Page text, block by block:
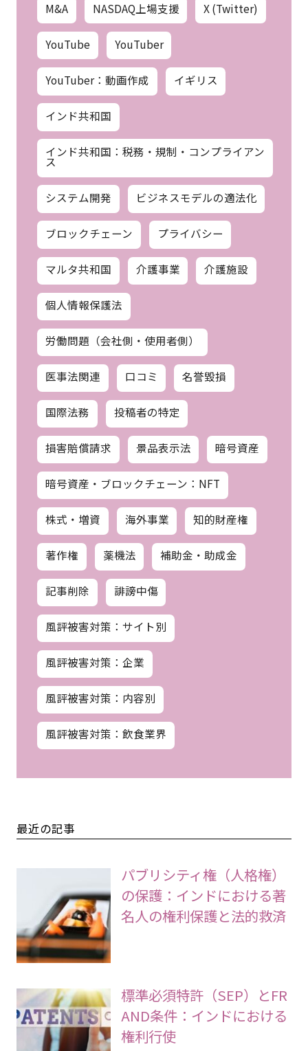
M&A NASDAQ上場支援 X (Twitter)
YouTube YouTuber
YouTuber：動画作成 イギリス
インド共和国
インド共和国：税務・規制・コンプライアン
ス
システム開発 ビジネスモデルの適法化
ブロックチェーン プライバシー
マルタ共和国 介護事業 介護施設
個人情報保護法
労働問題（会社側・使用者側）
医事法関連 口コミ 名誉毀損
国際法務 投稿者の特定
損害賠償請求 景品表示法 暗号資産
暗号資産・ブロックチェーン：NFT
株式・増資 海外事業 知的財産権
著作権 薬機法 補助金・助成金
記事削除 誹謗中傷
風評被害対策：サイト別
風評被害対策：企業
風評被害対策：内容別
風評被害対策：飲食業界
最近の記事
パブリシティ権（人格権）
の保護：インドにおける著
名人の権利保護と法的救済
標準必須特許（SEP）とFR
AND条件：インドにおける
権利行使